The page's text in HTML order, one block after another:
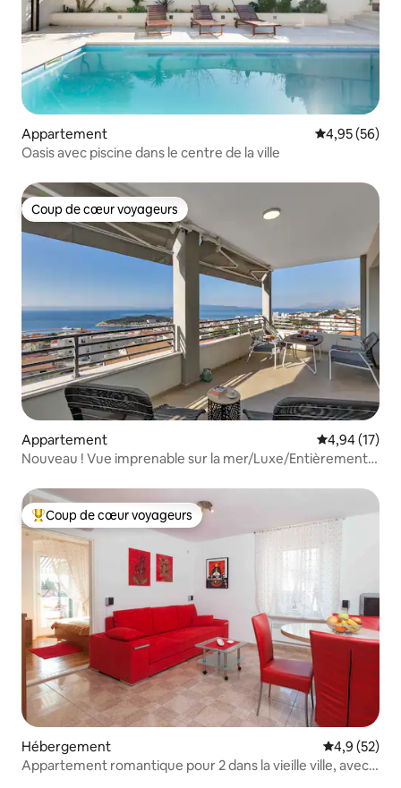
Appartement Évaluation
4,95 (56)
Oasis avec piscine dans le centre de la ville
Coup de cœur voyageurs
Coup de cœur voyageurs
Appartement Évaluation
4,94 (17)
Nouveau ! Vue imprenable sur la mer/Luxe/Entièrement
Coups de cœur voyageurs les plus appréciés
Coup de cœur voyageurs
Hébergement Évaluation
4,9 (52)
Appartement romantique pour 2 dans la vieille ville, avec